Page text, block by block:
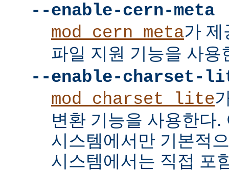
--enable-cern-meta
mod_cern_meta가 제
파일 지원 기능을 사용
--enable-charset-
mod_charset_lite
변환 기능을 사용한다
시스템에서만 기본적
시스템에서는 직접 포